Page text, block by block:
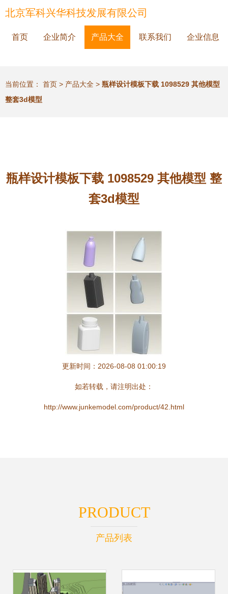
北京军科兴华科技发展有限公司
首页 企业简介 产品大全 联系我们 企业信息
当前位置： 首页 > 产品大全 > 瓶样设计模板下载 1098529 其他模型
整套3d模型
瓶样设计模板下载 1098529 其他模型 整
套3d模型
更新时间：2026-08-08 01:00:19
如若转载，请注明出处：
http://www.junkemodel.com/product/42.html
PRODUCT
产品列表